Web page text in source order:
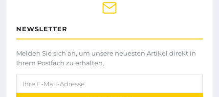
NEWSLETTER
Melden Sie sich an, um unsere neuesten Artikel direkt in
Ihrem Postfach zu erhalten.
Ihre E-Mail-Adresse